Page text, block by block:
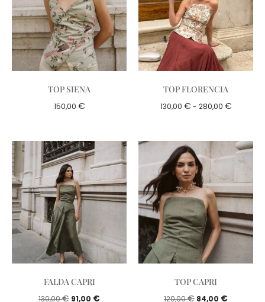
TOP SIENA
150,00 €
TOP FLORENCIA
130,00 € - 280,00 €
FALDA CAPRI
130,00€ 91,00 €
TOP CAPRI
120,00€ 84,00 €